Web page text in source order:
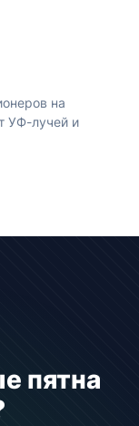
на
УФ-лучей и
пятна